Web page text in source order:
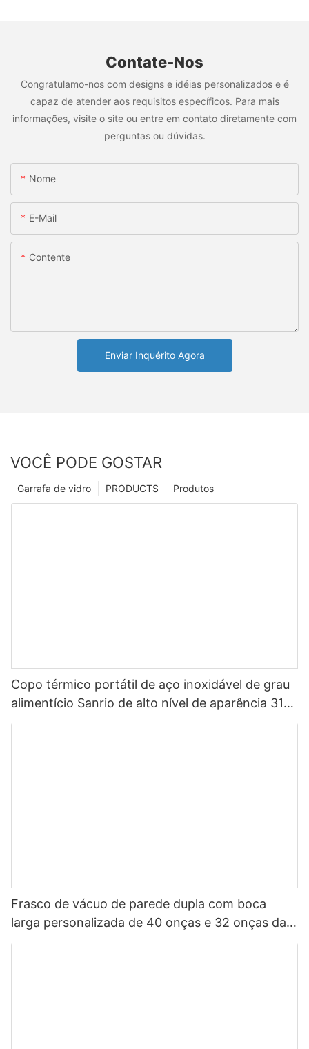
Contate-Nos
Congratulamo-nos com designs e idéias personalizados e é
capaz de atender aos requisitos específicos. Para mais
informações, visite o site ou entre em contato diretamente com
perguntas ou dúvidas.
Nome
E-Mail
Contente
Enviar Inquérito Agora
VOCÊ PODE GOSTAR
Produtos
PRODUCTS
Garrafa de vidro
Copo térmico portátil de aço inoxidável de grau
alimentício Sanrio de alto nível de aparência 316
para crianças
Frasco de vácuo de parede dupla com boca
larga personalizada de 40 onças e 32 onças da
China, garrafa de água esportiva isolada em aço